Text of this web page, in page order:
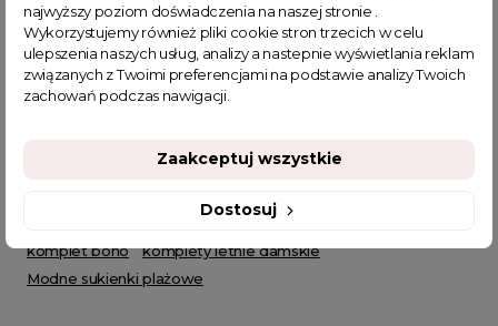
komplet brązowy komplet
komplet na lato
komplet na wakacje
Narzutka
narzutka boho
komplet ażurowy
komplet letni
komplet na plażę
komplet dwuczęściowy damski
sklep z odzieżą damską
komplet damski ze spodniczka
komplet boho
komplety letnie damskie
Modne sukienki plażowe
najwyższy poziom doświadczenia na naszej stronie .
Wykorzystujemy również pliki cookie stron trzecich w celu
ulepszenia naszych usług, analizy a nastepnie wyświetlania reklam
związanych z Twoimi preferencjami na podstawie analizy Twoich
zachowań podczas nawigacji.
Dostosuj
Zaakceptuj wszystkie